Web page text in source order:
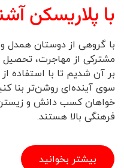
با پلاریسکن
با گروهی از دوستان همدل
مشترکی از مهاجرت، تحصیل
بر آن شدیم تا با استفاده
سوی آینده‌ای روشن‌تر بنا
خواهان کسب دانش و زیستن
فرهنگی بالا هستند.
بیشتر بخوانید